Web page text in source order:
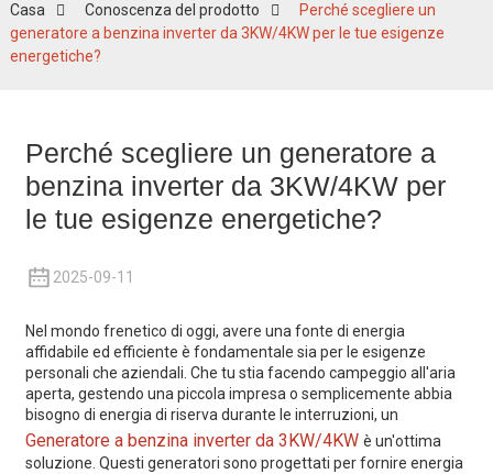
Casa Conoscenza del prodotto
Perché scegliere un
generatore a benzina inverter da 3KW/4KW per le tue esigenze
energetiche?
Perché scegliere un generatore a
benzina inverter da 3KW/4KW per
le tue esigenze energetiche?
2025-09-11
Nel mondo frenetico di oggi, avere una fonte di energia
affidabile ed efficiente è fondamentale sia per le esigenze
personali che aziendali. Che tu stia facendo campeggio all'aria
aperta, gestendo una piccola impresa o semplicemente abbia
bisogno di energia di riserva durante le interruzioni, un
Generatore a benzina inverter da 3KW/4KW è un'ottima
soluzione. Questi generatori sono progettati per fornire energia